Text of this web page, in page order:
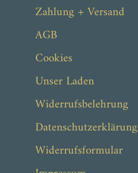
Zahlung + Versand
AGB
Cookies
Unser Laden
Widerrufsbelehrung
Datenschutzerklärung
Widerrufsformular